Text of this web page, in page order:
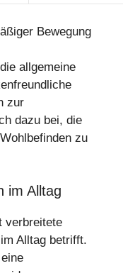
Bewegung
allgemeine
zur
dazu bei, die
zu
im Alltag
verbreitete
Alltag betrifft.